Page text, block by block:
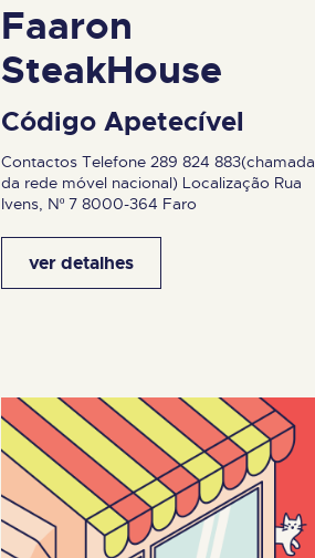
Faaron
SteakHouse
Código Apetecível
Contactos Telefone 289 824 883(chamada
da rede móvel nacional) Localização Rua
Ivens, Nº 7 8000-364 Faro
ver detalhes